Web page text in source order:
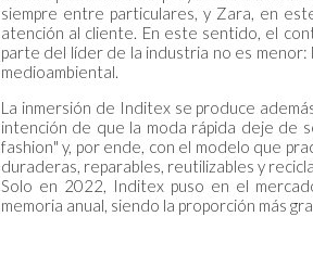
siempre entre particulares, y Zara, en
atención al cliente. En este sentido, el
parte del líder de la industria no es menor:
medioambiental.
La inmersión de Inditex se produce
intención de que la moda rápida deje de
fashion" y, por ende, con el modelo que
duraderas, reparables, reutilizables y
Solo en 2022, Inditex puso en el
memoria anual, siendo la proporción más